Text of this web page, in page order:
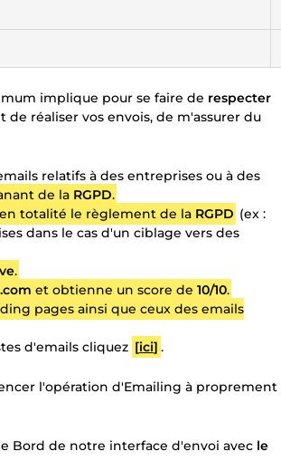
implique pour se faire de respecter
de réaliser vos envois, de m'assurer du
relatifs à des entreprises ou à des
de la RGPD.
totalité le règlement de la RGPD (ex :
dans le cas d'un ciblage vers des
.
et obtienne un score de 10/10.
pages ainsi que ceux des emails
d'emails cliquez [ici] .
l'opération d'Emailing à proprement
Bord de notre interface d'envoi avec le